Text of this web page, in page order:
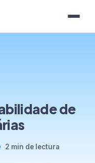
de
2 min de lectura